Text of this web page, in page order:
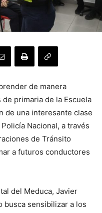
de manera
primaria de la Escuela
de una interesante clase
Nacional, a través
de Tránsito
a futuros conductores
del Meduca, Javier
busca sensibilizar a los